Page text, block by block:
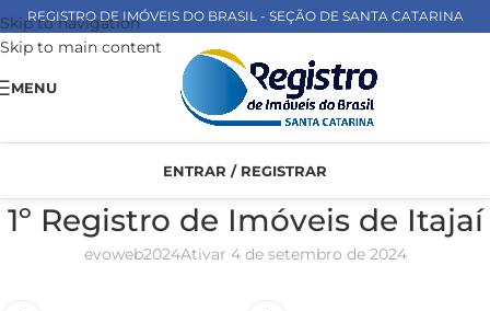
Skip to navigation
Skip to main content
REGISTRO DE IMÓVEIS DO BRASIL - SEÇÃO DE SANTA CATARINA
MENU
ENTRAR / REGISTRAR
1º Registro de Imóveis de Itajaí
evoweb2024Ativar 4 de setembro de 2024